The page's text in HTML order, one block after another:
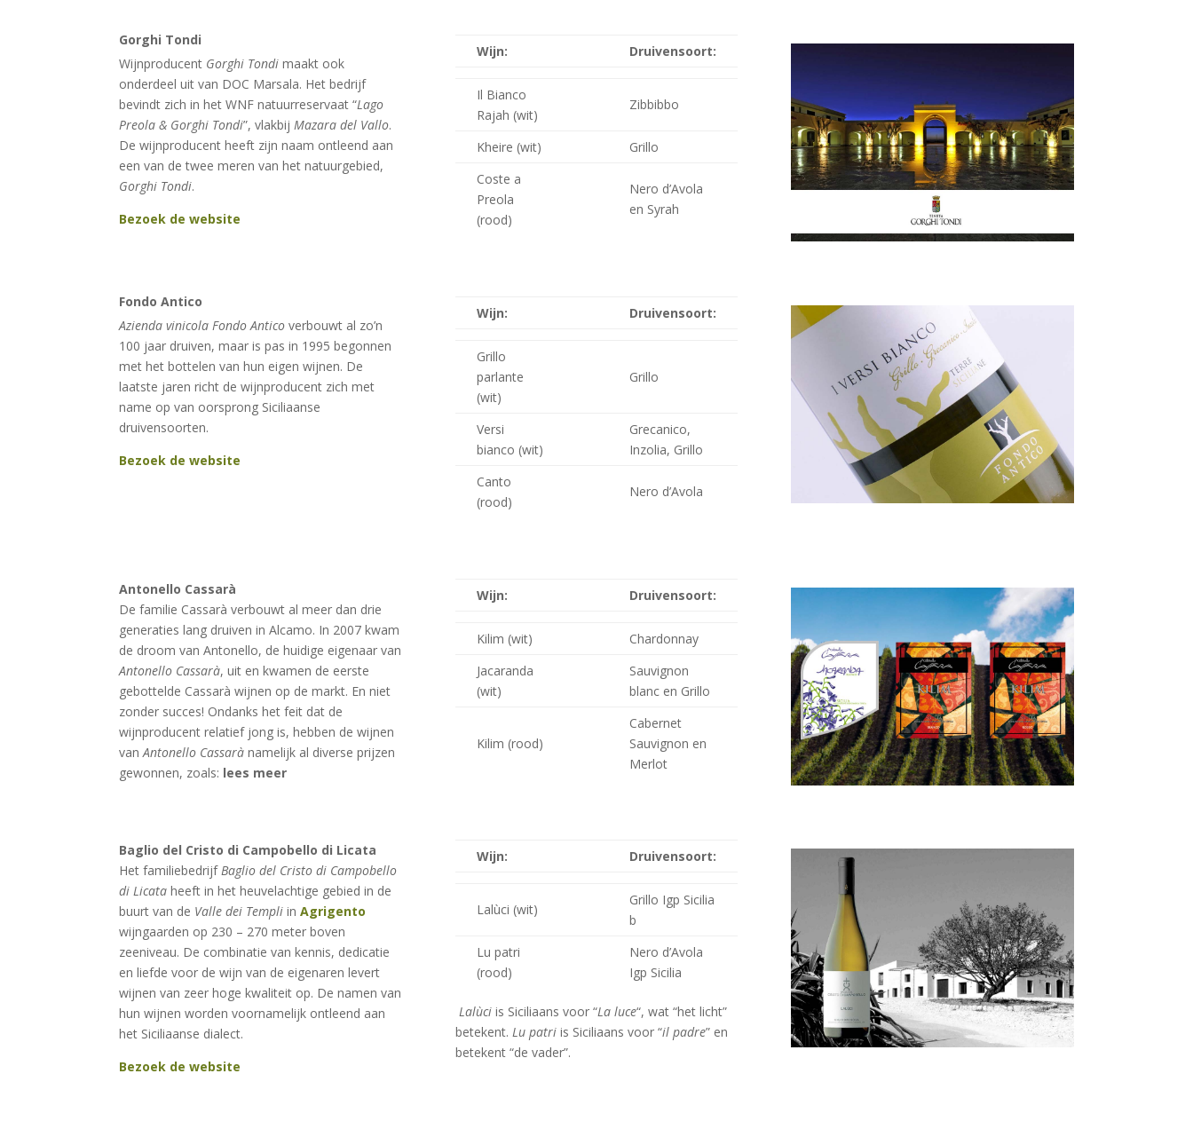
Gorghi Tondi
Wijnproducent Gorghi Tondi maakt ook
onderdeel uit van DOC Marsala. Het bedrijf
bevindt zich in het WNF natuurreservaat “Lago
Preola & Gorghi Tondi”, vlakbijMazara del Vallo.
De wijnproducent heeft zijn naam ontleend aan
een van de twee meren van het natuurgebied,
Gorghi Tondi.
Bezoek de website
Wijn: Druivensoort:
Il Bianco
Rajah (wit)
Zibbibbo
Kheire (wit)
Grillo
Coste a
Preola
(rood)
Nero d’Avola
en Syrah
Fondo Antico
Azienda vinicola Fondo Antico verbouwt al zo’n
100 jaar druiven, maar is pas in 1995 begonnen
met het bottelen van hun eigen wijnen. De
laatste jaren richt de wijnproducent zich met
name op van oorsprong Siciliaanse
druivensoorten.
Bezoek de website
Wijn: Druivensoort:
Grillo
parlante
(wit)
Grillo
Versi
bianco (wit)
Grecanico,
Inzolia, Grillo
Canto
(rood)
Nero d’Avola
Antonello Cassarà
De familie Cassarà verbouwt al meer dan drie
generaties lang druiven in Alcamo. In 2007 kwam
de droom van Antonello, de huidige eigenaar van
Antonello Cassarà, uit en kwamen de eerste
gebottelde Cassarà wijnen op de markt. En niet
zonder succes! Ondanks het feit dat de
wijnproducent relatief jong is, hebben de wijnen
vanAntonello Cassarà namelijk al diverse prijzen
gewonnen, zoals: lees meer
Wijn: Druivensoort:
Kilim (wit)
Chardonnay
Jacaranda
(wit)
Sauvignon
blanc en Grillo
Kilim (rood)
Cabernet
Sauvignon en
Merlot
Baglio del Cristo di Campobello di Licata
Het familiebedrijfBaglio del Cristo di Campobello
di Licata heeft in het heuvelachtige gebied in de
buurt van de Valle dei Templi inAgrigento
wijngaarden op 230 – 270 meter boven
zeeniveau. De combinatie van kennis, dedicatie
en liefde voor de wijn van de eigenaren levert
wijnen van zeer hoge kwaliteit op. De namen van
hun wijnen worden voornamelijk ontleend aan
het Siciliaanse dialect.
Bezoek de website
Wijn: Druivensoort:
Lalùci (wit)
Grillo Igp Sicilia
b
Lu patri
(rood)
Nero d’Avola
Igp Sicilia
Lalùci is Siciliaans voor “La luce“, wat “het licht”
betekent. Lu patriis Siciliaans voor “il padre” en
betekent “de vader”.